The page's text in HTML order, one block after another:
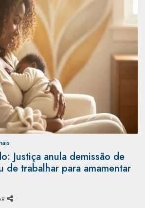
Justiça anula demissão de
de trabalhar para amamentar